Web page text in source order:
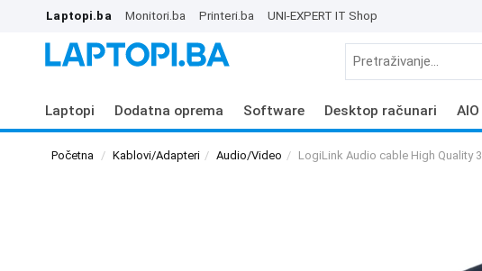
Laptopi.ba Monitori.ba Printeri.ba UNI-EXPERT IT Shop
Laptopi Dodatna oprema Software Desktop računari
Početna Kablovi/Adapteri Audio/Video LogiLink Audio cable High Quality